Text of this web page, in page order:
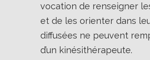
vocation de renseigner
et de les orienter dans
diffusées ne peuvent
d’un kinésithérapeute.